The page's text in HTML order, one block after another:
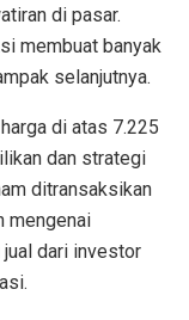
di pasar.
membuat banyak
selanjutnya.
di atas 7.225
dan strategi
ditransaksikan
mengenai
dari investor